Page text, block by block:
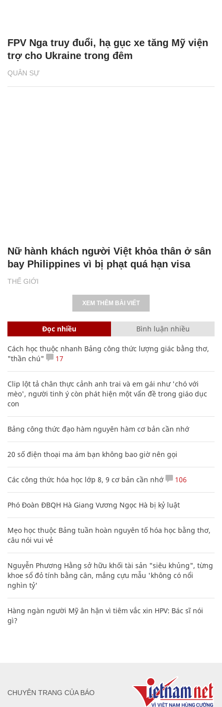
QUÂN SỰ
FPV Nga truy đuổi, hạ gục xe tăng Mỹ viện
trợ cho Ukraine trong đêm
THẾ GIỚI
Nữ hành khách người Việt khỏa thân ở sân
bay Philippines vì bị phạt quá hạn visa
XEM THÊM BÀI VIẾT
Đọc nhiều Bình luận nhiều
Cách học thuộc nhanh Bảng công thức lượng giác bằng thơ,
"thần chú"
17
Clip lột tả chân thực cảnh anh trai và em gái như 'chó với
mèo', người tinh ý còn phát hiện một vấn đề trong giáo dục
con
Bảng công thức đạo hàm nguyên hàm cơ bản cần nhớ
20 số điện thoại ma ám bạn không bao giờ nên gọi
Các công thức hóa học lớp 8, 9 cơ bản cần nhớ 106
Phó Đoàn ĐBQH Hà Giang Vương Ngọc Hà bị kỷ luật
Mẹo học thuộc Bảng tuần hoàn nguyên tố hóa học bằng thơ,
câu nói vui vẻ
Nguyễn Phương Hằng sở hữu khối tài sản "siêu khủng", từng
khoe sổ đỏ tính bằng cân, mắng cựu mẫu 'không có nổi
nghìn tỷ'
Hàng ngàn người Mỹ ân hận vì tiêm vắc xin HPV: Bác sĩ nói
gì?
CHUYÊN TRANG CỦA BÁO